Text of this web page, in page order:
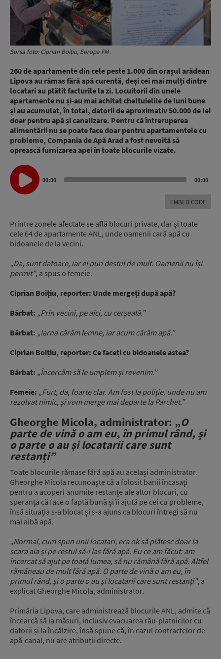
Sursa foto: Ciprian Boițiu, Europa FM
260 de apartamente din cele peste 1.000 din orașul arădean
Lipovaau rămas fără apă curentă, deși cei mai mulți dintre
locatari au plătit facturile la zi. Locuitorii din unele
apartamente nu și-au mai achitat cheltuielile de luni bune
și au acumulat, în total, datorii de aproximativ 50.000 de lei
doar pentru apă și canalizare. Pentru că întreruperea
alimentării nu se poate face doar pentru apartamentele cu
probleme, Compania de Apă Arad a fost nevoită să
oprească furnizarea apei în toate blocurile vizate.
Audio
Player
00:00 00:00
EMBED CODE
Printre zonele afectate se află blocuri private, dar și toate
cele 64 de apartamente ANL, unde oamenii cară apă cu
bidoanele de la vecini.
„Da, sunt datoare, iar ei pun destul de mult. Oamenii nu își
permit”, a spus o femeie.
Ciprian Boițiu, reporter: Unde mergeți după apă?
Bărbat: „Prin vecini, pe aici, cu cerșeală.”
Bărbat: „Iarna cărăm lemne, iar acum cărăm apă.”
Ciprian Boițiu, reporter: Ce faceți cu bidoanele astea?
Bărbat: „Încercăm să le umplem și revenim.”
Femeie: „Furt, da, foarte clar. Am fost la poliție, unde nu am
rezolvat nimic, și vom merge mai departe la Parchet.”
Gheorghe Micola, administrator: „O
parte de vină o am eu, în primul rând, și
o parte o au și locatarii care sunt
restanți”
Toate blocurile rămase fără apă au același administrator.
Gheorghe Micola recunoaște că a folosit banii încasați
pentru a acoperi anumite restanțe ale altor blocuri, cu
speranța că face o faptă bună și îi ajută pe cei cu probleme,
însă situația s-a blocat și s-a ajuns ca blocuri întregi să nu
mai aibă apă.
„Normal, cum spun unii locatari, era ok să plătesc doar la
scara aia și pe restul să-i las fără apă. Eu ce am făcut: am
încercat să ajut pe toată lumea, să nu rămână fără apă. Altfel
rămâneau de mult fără apă. O parte de vină o am eu, în
primul rând, și o parte o au și locatarii care sunt restanți”, a
explicat Gheorghe Micola, administrator.
Primăria Lipova, care administrează blocurile ANL, admite că
încearcă să ia măsuri, inclusiv evacuarea rău-platnicilor cu
datorii și la încălzire, însă spune că, în cazul contractelor de
apă-canal, nu are atribuții directe.